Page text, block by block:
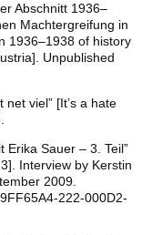
Abschnitt 1936–
Machtergreifung in
1936–1938 of history
Unpublished
viel” [It’s a hate
Erika Sauer – 3. Teil”
Interview by Kerstin
2009.
222-000D2-